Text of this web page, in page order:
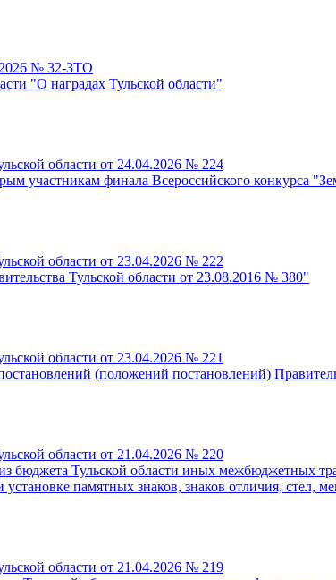
№ 32-ЗТО
"О наградах Тульской области"
области от 24.04.2026 № 224
участникам финала Всероссийского конкурса
области от 23.04.2026 № 222
Тульской области от 23.08.2016 № 380"
области от 23.04.2026 № 221
(положений постановлений)
области от 21.04.2026 № 220
бюджета Тульской области иных межбюджетных
памятных знаков, знаков отличия, стел,
области от 21.04.2026 № 219